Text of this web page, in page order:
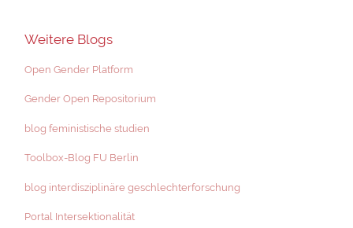
Weitere Blogs
Open Gender Platform
Gender Open Repositorium
blog feministische studien
Toolbox-Blog FU Berlin
blog interdisziplinäre geschlechterforschung
Portal Intersektionalität